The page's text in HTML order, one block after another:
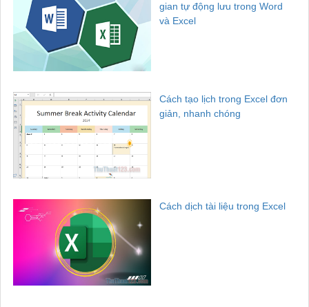
gian tự động lưu trong Word
và Excel
Cách tạo lịch trong Excel đơn
giản, nhanh chóng
Cách dịch tài liệu trong Excel